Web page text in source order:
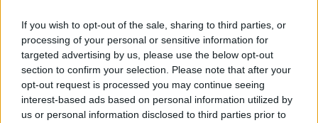
If you wish to opt-out of the sale, sharing to third parties, or
processing of your personal or sensitive information for
targeted advertising by us, please use the below opt-out
section to confirm your selection. Please note that after your
opt-out request is processed you may continue seeing
interest-based ads based on personal information utilized by
us or personal information disclosed to third parties prior to
Se vuoi leggere le notizie principali della Toscana iscriviti alla
Newsletter QUInews - ToscanaMedia. Arriva gratis tutti i giorni